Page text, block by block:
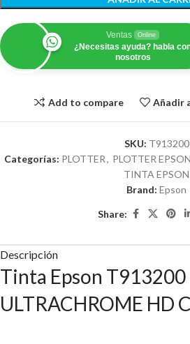
Ventas Online
¿Necesitas ayuda? habla
nosotros
Add to compare Añadir
SKU: T913200
Categorías: PLOTTER, PLOTTER EPSON
TINTA EPSON
Brand: Epson
Share:
Descripción
Tinta Epson T913200
ULTRACHROME HD